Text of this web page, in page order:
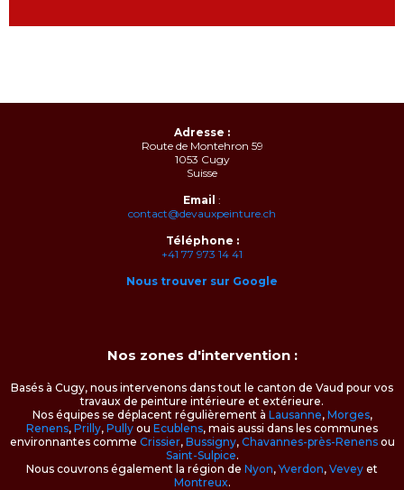
Adresse :
Route de Montehron 59
1053 Cugy
Suisse
Email :
contact@devauxpeinture.ch
Téléphone :
+41 77 973 14 41
Nous trouver sur Google
Nos zones d'intervention :
Basés à Cugy, nous intervenons dans tout le canton de Vaud pour vos
travaux de peinture intérieure et extérieure.
Nos équipes se déplacent régulièrement à Lausanne, Morges,
Renens, Prilly, Pully ou Ecublens, mais aussi dans les communes
environnantes comme Crissier, Bussigny, Chavannes-près-Renensou
Saint-Sulpice.
Nous couvrons également la région de Nyon,Yverdon, Vevey et
Montreux.